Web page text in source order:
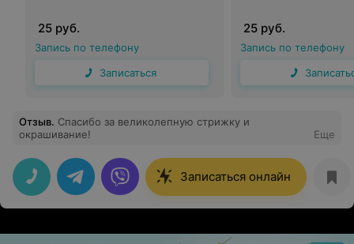
25 руб.
Запись по телефону
Записаться
25 руб.
Запись по телефону
Отзыв. Спасибо за великолепную стрижку и
окрашивание!
Еще
Записаться онлайн